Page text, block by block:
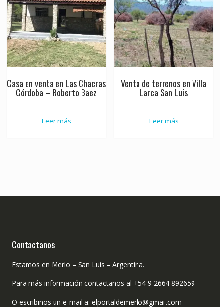
Casa en venta en Las Chacras
Córdoba – Roberto Baez
Leer más
Venta de terrenos en Villa
Larca San Luis
Leer más
Contactanos
Estamos en Merlo – San Luis – Argentina.
Para más información contactanos al +54 9 2664 892659
O escribinos un e-mail a: elportaldemerlo@gmail.com